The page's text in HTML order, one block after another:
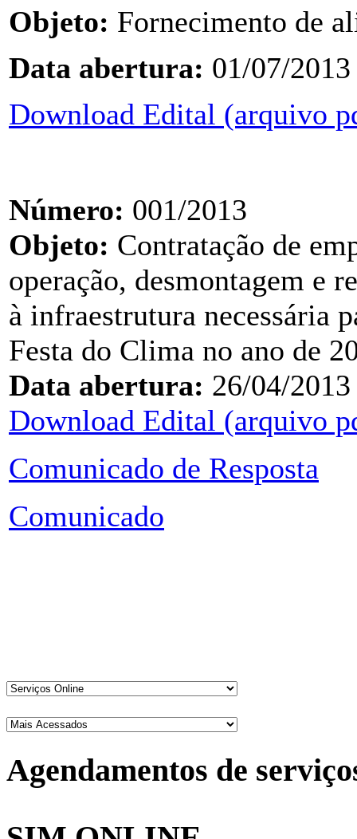
Objeto: Fornecimento de
Data abertura: 01/07/2013
Download Edital (arquivo
Número: 001/2013
Objeto: Contratação de
operação, desmontagem e
à infraestrutura necessária
Festa do Clima no ano de
Data abertura: 26/04/2013
Download Edital (arquivo
Comunicado de Resposta
Comunicado
Agendamentos de